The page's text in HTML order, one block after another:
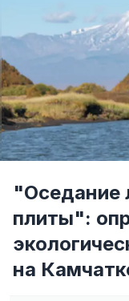
"Оседание
плиты":
на